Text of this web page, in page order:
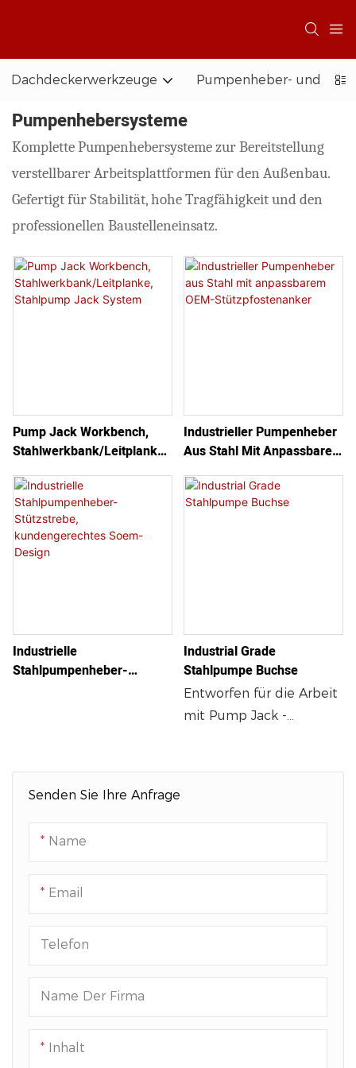
Dachdeckerwerkzeuge Pumpenheber- und
Pumpenhebersysteme
Komplette Pumpenhebersysteme zur Bereitstellung
verstellbarer Arbeitsplattformen für den Außenbau.
Gefertigt für Stabilität, hohe Tragfähigkeit und den
professionellen Baustelleneinsatz.
Senden Sie Ihre Anfrage
Name
Email
Telefon
Name Der Firma
Inhalt
Pump Jack Workbench,
Stahlwerkbank/Leitplanke,
Stahlpump Jack System
Industrieller Pumpenheber
Aus Stahl Mit Anpassbarem
OEM-Stützpfostenanker
Industrielle
Stahlpumpenheber-
Industrial Grade
Stahlpumpe Buchse
Entworfen für die Arbeit
mit Pump Jack -